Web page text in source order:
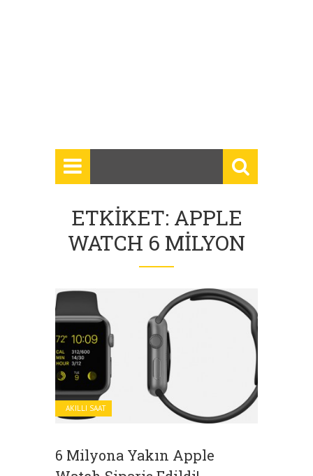
ETKIKET: APPLE
WATCH 6 MILYON
AKILLI SAAT
6 Milyona Yakın Apple